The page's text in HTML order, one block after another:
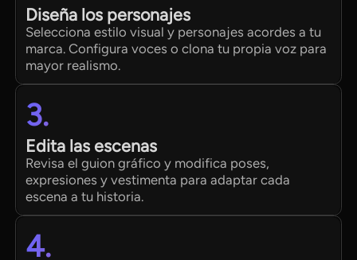
Diseña los personajes
Selecciona estilo visual y personajes acordes a tu
marca. Configura voces o clona tu propia voz para
mayor realismo.
3.
Edita las escenas
Revisa el guion gráfico y modifica poses,
expresiones y vestimenta para adaptar cada
escena a tu historia.
4.